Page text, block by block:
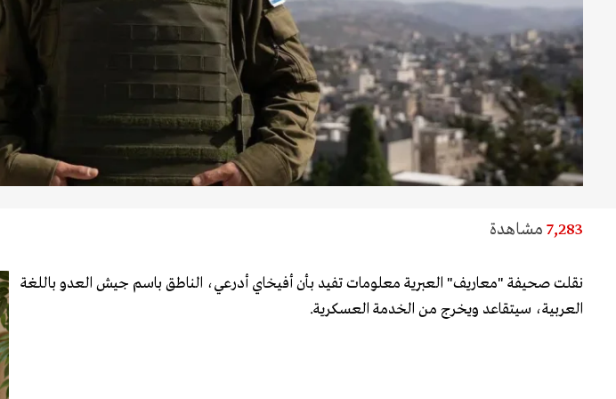
7,283 مشاهدة
نقلت صحيفة "معاريف" العبرية معلومات تفيد بأن أفيخاي أدرعي، الناطق باسم جيش العدو باللغة
العربية، سيتقاعد ويخرج من الخدمة العسكرية.